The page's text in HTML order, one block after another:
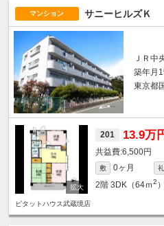
マンション サニーヒルズＫ
ＪＲ中
築年月
東京都
201 13.9万
6,500円
敷 0ヶ月 礼
2階 3DK（64ｍ2 ）
ピタットハウス武蔵境店